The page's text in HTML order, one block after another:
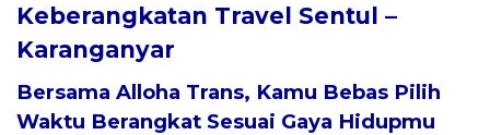
Keberangkatan Travel Sentul –
Karanganyar
Bersama Alloha Trans, Kamu Bebas Pilih
Waktu Berangkat Sesuai Gaya Hidupmu